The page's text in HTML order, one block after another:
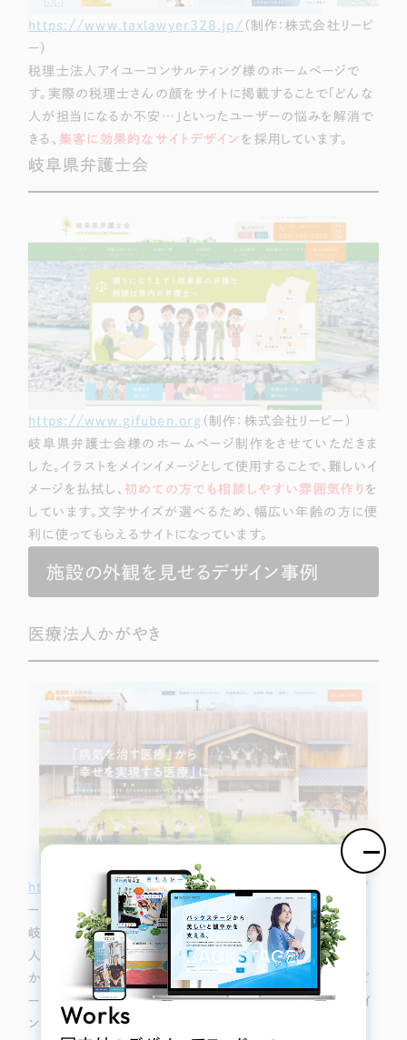
Works
https://www.taxlawyer328.jp/ （制作：株式会社リーピ
ー）
税理士法人アイユーコンサルティング様のホームページで
す。実際の税理士さんの顔をサイトに掲載することで「どんな
人が担当になるか不安…」といったユーザーの悩みを解消で
きる、 集客に効果的なサイトデザイン を採用しています。
岐阜県弁護士会
https://www.gifuben.org （制作：株式会社リーピー）
岐阜県弁護士会様のホームページ制作をさせていただきま
した。イラストをメインイメージとして使用することで、難しいイ
メージを払拭し、 初めての方でも相談しやすい雰囲気作り を
しています。文字サイズが選べるため、幅広い年齢の方に便
利に使ってもらえるサイトになっています。
施設の外観を見せるデザイン事例
医療法人かがやき
https://www.sogo-zaitaku.jp/（制作：株式会社リーピ
ー）
岐阜県で、在宅医療を中心に様々な事業を展開する医療法
人かがやき様のホームページです。柔らかく自由な曲線、暖
かさを感じるオレンジ、「幸せを実現する」というキャッチコピ
ーなど、前向きで明るく、優しいイメージを感じるサイトデザイ
ンです。「フォトギャラリー」ページがあり、